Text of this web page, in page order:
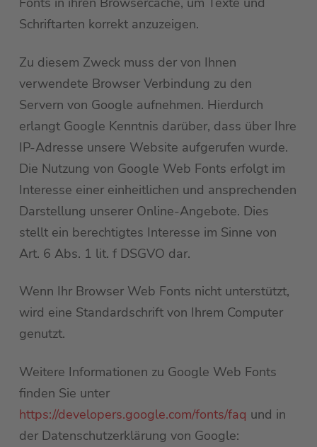
Schriftarten korrekt anzuzeigen.
Zu diesem Zweck muss der von Ihnen
verwendete Browser Verbindung zu den
Servern von Google aufnehmen. Hierdurch
erlangt Google Kenntnis darüber, dass über Ihre
IP-Adresse unsere Website aufgerufen wurde.
Die Nutzung von Google Web Fonts erfolgt im
Interesse einer einheitlichen und ansprechenden
Darstellung unserer Online-Angebote. Dies
stellt ein berechtigtes Interesse im Sinne von
Art. 6 Abs. 1 lit. f DSGVO dar.
Wenn Ihr Browser Web Fonts nicht unterstützt,
wird eine Standardschrift von Ihrem Computer
genutzt.
Weitere Informationen zu Google Web Fonts
finden Sie unter
https://developers.google.com/fonts/faq und in
der Datenschutzerklärung von Google: